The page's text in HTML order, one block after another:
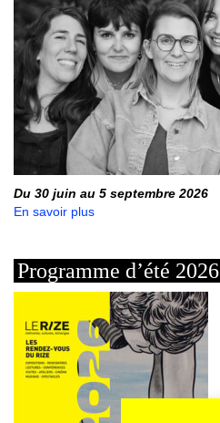
Du 30 juin au 5 septembre 2026
En savoir plus
Programme d’été 2026